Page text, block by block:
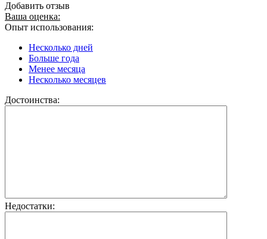
Добавить отзыв
Ваша оценка:
Опыт использования:
Несколько дней
Больше года
Менее месяца
Несколько месяцев
Достоинства:
Недостатки: